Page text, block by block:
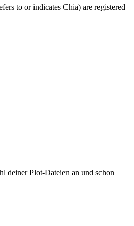
to or indicates Chia) are registered
deiner Plot-Dateien an und schon